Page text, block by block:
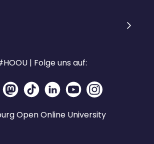
| Folge uns auf:
Open Online University